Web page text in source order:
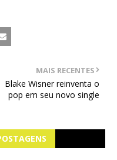
MAIS RECENTES
Blake Wisner reinventa o
pop em seu novo single